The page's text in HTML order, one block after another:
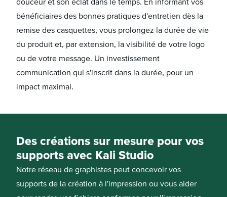
bénéficiaires des bonnes pratiques d'entretien dès la
remise des casquettes, vous prolongez la durée de vie
du produit et, par extension, la visibilité de votre logo
ou de votre message. Un investissement
communication qui s'inscrit dans la durée, pour un
impact maximal.
Des créations sur mesure pour vos
supports avec Kali Studio
Notre réseau de graphistes peut concevoir vos
supports de la création à l'impression ou vous aider